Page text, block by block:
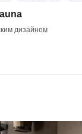
дизайном